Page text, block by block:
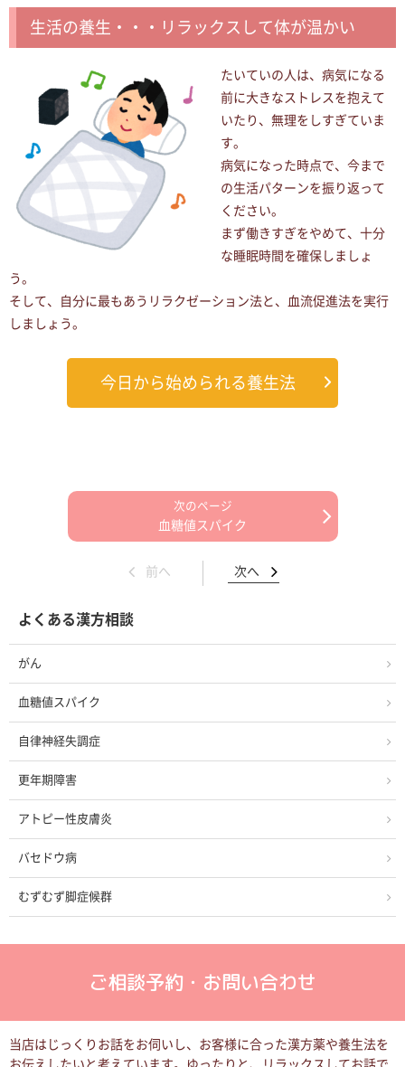
生活の養生・・・リラックスして体が温かい
たいていの人は、病気になる
前に大きなストレスを抱えて
いたり、無理をしすぎていま
す。
病気になった時点で、今まで
の生活パターンを振り返って
ください。
まず働きすぎをやめて、十分
な睡眠時間を確保しましょ
う。
そして、自分に最もあうリラクゼーション法と、血流促進法を実行
しましょう。
今日から始められる養生法
血糖値スパイク
前へ 次へ
よくある漢方相談
がん
血糖値スパイク
自律神経失調症
更年期障害
アトピー性皮膚炎
バセドウ病
むずむず脚症候群
ご相談予約・お問い合わせ
当店はじっくりお話をお伺いし、お客様に合った漢方薬や養生法を